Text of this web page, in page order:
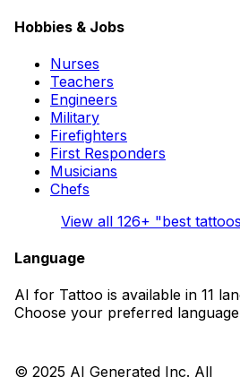
Hobbies & Jobs
Nurses
Teachers
Engineers
Military
Firefighters
First Responders
Musicians
Chefs
View all 126+ "best
Language
AI for Tattoo is available in 11
Choose your preferred
© 2025 AI Generated Inc. All